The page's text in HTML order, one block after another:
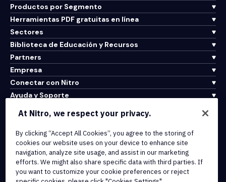
Productos por Segmento
Herramientas PDF gratuitas en línea
Sectores
Biblioteca de Educación y Recursos
Partners
Empresa
Conectar con Nitro
Ayuda y Soporte
Terms of Service
Cookie Policy
Copyright Policy
All Terms & Policies
At Nitro, we respect your privacy.
By clicking “Accept All Cookies”, you agree to the storing of
cookies our website uses on your device to enhance site
navigation, analyze site usage, and assist in our marketing
efforts. We might also share specific data with third parties. If
you want to customize your cookie preferences or reject